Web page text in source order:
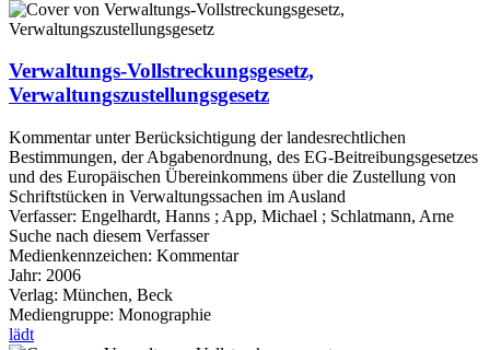
Verwaltungs-Vollstreckungsgesetz,
Verwaltungszustellungsgesetz
Kommentar unter Berücksichtigung der landesrechtlichen
Bestimmungen, der Abgabenordnung, des EG-Beitreibungsgesetzes
und des Europäischen Übereinkommens über die Zustellung von
Schriftstücken in Verwaltungssachen im Ausland
Verfasser: Engelhardt, Hanns ; App, Michael ; Schlatmann, Arne
Suche nach diesem Verfasser
Medienkennzeichen: Kommentar
Jahr: 2006
Verlag: München, Beck
Mediengruppe: Monographie
lädt